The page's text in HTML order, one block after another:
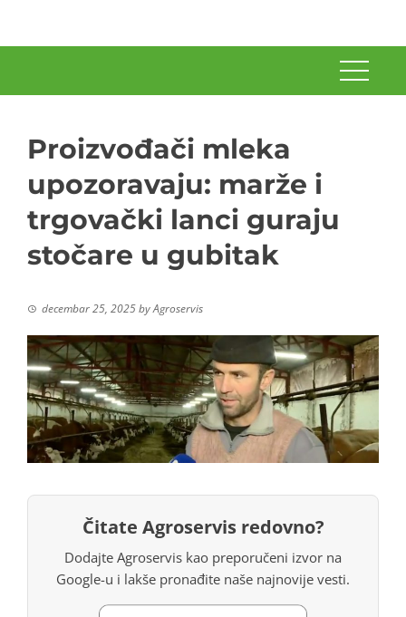
Proizvođači mleka
upozoravaju: marže i
trgovački lanci guraju
stočare u gubitak
decembar 25, 2025byAgroservis
Čitate Agroservis redovno?
Dodajte Agroservis kao preporučeni izvor na
Google-u i lakše pronađite naše najnovije vesti.